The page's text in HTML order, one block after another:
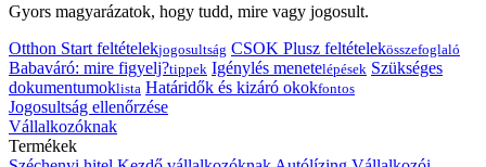
Gyors magyarázatok, hogy tudd, mire vagy jogosult.
Otthon Start feltételekjogosultság CSOK Plusz feltételekösszefoglaló
Babaváró: mire figyelj?tippek Igénylés menetelépések Szükséges
dokumentumoklista Határidők és kizáró okokfontos
Jogosultság ellenőrzése
Vállalkozóknak
Termékek